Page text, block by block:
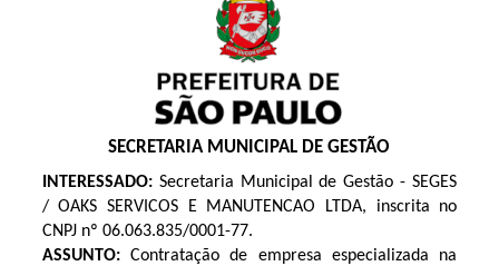
SECRETARIA MUNICIPAL DE GESTÃO
INTERESSADO:Secretaria Municipal de Gestão - SEGES
/ OAKS SERVICOS E MANUTENCAO LTDA, inscrita no
CNPJ nº 06.063.835/0001-77.
ASSUNTO:Contratação de empresa especializada na